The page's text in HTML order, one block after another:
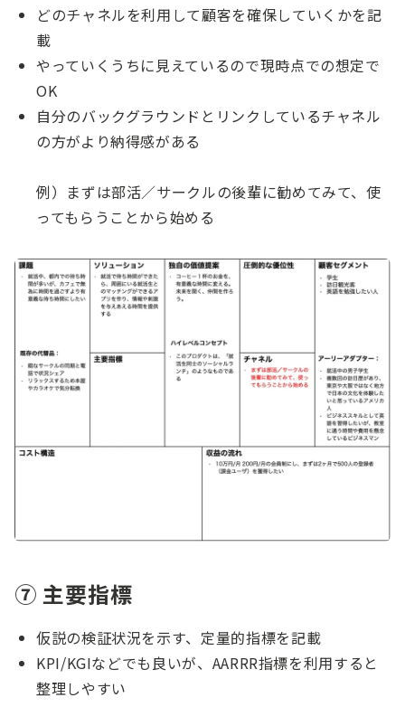
どのチャネルを利用して顧客を確保していくかを記
載
やっていくうちに見えているので現時点での想定で
OK
自分のバックグラウンドとリンクしているチャネル
の方がより納得感がある
例）まずは部活／サークルの後輩に勧めてみて、使
ってもらうことから始める
⑦ 主要指標
仮説の検証状況を示す、定量的指標を記載
KPI/KGIなどでも良いが、AARRR指標を利用すると
整理しやすい